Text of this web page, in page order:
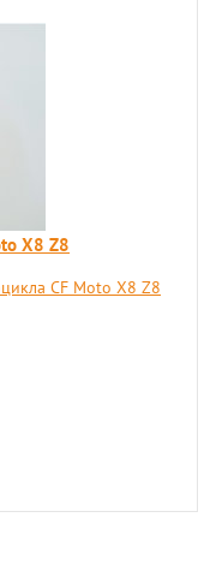
X8 Z8
CF Moto X8 Z8